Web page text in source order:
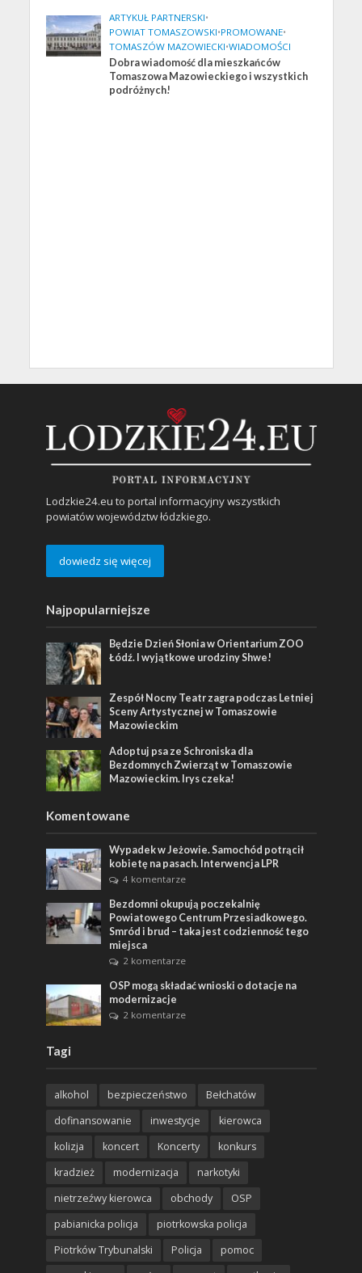
ARTYKUŁ PARTNERSKI•
POWIAT TOMASZOWSKI•PROMOWANE•
TOMASZÓW MAZOWIECKI•WIADOMOŚCI
Dobra wiadomość dla mieszkańców
Tomaszowa Mazowieckiego i wszystkich
podróżnych!
Lodzkie24.eu to portal informacyjny wszystkich
powiatów województw łódzkiego.
dowiedz się więcej
Najpopularniejsze
Będzie Dzień Słonia w Orientarium ZOO
Łódź. I wyjątkowe urodziny Shwe!
Zespół Nocny Teatr zagra podczas Letniej
Sceny Artystycznej w Tomaszowie
Mazowieckim
Adoptuj psa ze Schroniska dla
Bezdomnych Zwierząt w Tomaszowie
Mazowieckim. Irys czeka!
Komentowane
Wypadek w Jeżowie. Samochód potrącił
kobietę na pasach. Interwencja LPR
4 komentarze
Bezdomni okupują poczekalnię
Powiatowego Centrum Przesiadkowego.
Smród i brud – taka jest codzienność tego
miejsca
2 komentarze
OSP mogą składać wnioski o dotacje na
modernizacje
2 komentarze
Tagi
alkohol bezpieczeństwo
Bełchatów
dofinansowanie
inwestycje
kierowca
kolizja
koncert Koncerty
konkurs
kradzież
modernizacja
narkotyki
nietrzeźwy kierowca
obchody
OSP
pabianicka policja
piotrkowska policja
Piotrków Trybunalski
Policja
pomoc